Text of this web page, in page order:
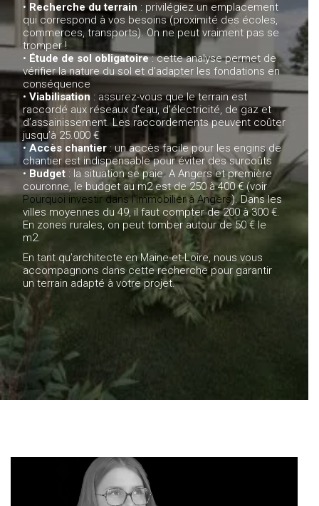
• Recherche du terrain : privilégiez un emplacement
qui correspond à vos besoins (proximité des écoles,
commerces, transports). On ne peut vraiment pas se
tromper !
• Étude de sol obligatoire: cette analyse permet de
vérifier la nature du sol et d’adapter les fondations en
conséquence
• Viabilisation : assurez-vous que le terrain est
raccordé aux réseaux d’eau, d’électricité, de gaz et
d’assainissement. Les raccordements peuvent coûter
jusqu’à 25.000 €
• Accès chantier : un accès facile pour les engins de
chantier est indispensable pour éviter des surcoûts
•Budget : la situation se paie. A Angers et première
couronne, le budget au m2 est de 250 à 400 € (voir
Pourquoi investir dans l’immobilier à Angers). Dans les
villes moyennes du 49, il faut compter de 200 à 300 €.
En zones rurales, on peut tomber autour de 50 € le
m2.
En tant qu’architecte en Maine-et-Loire, nous vous
accompagnons dans cette recherche pour garantir
un terrain adapté à votre projet.